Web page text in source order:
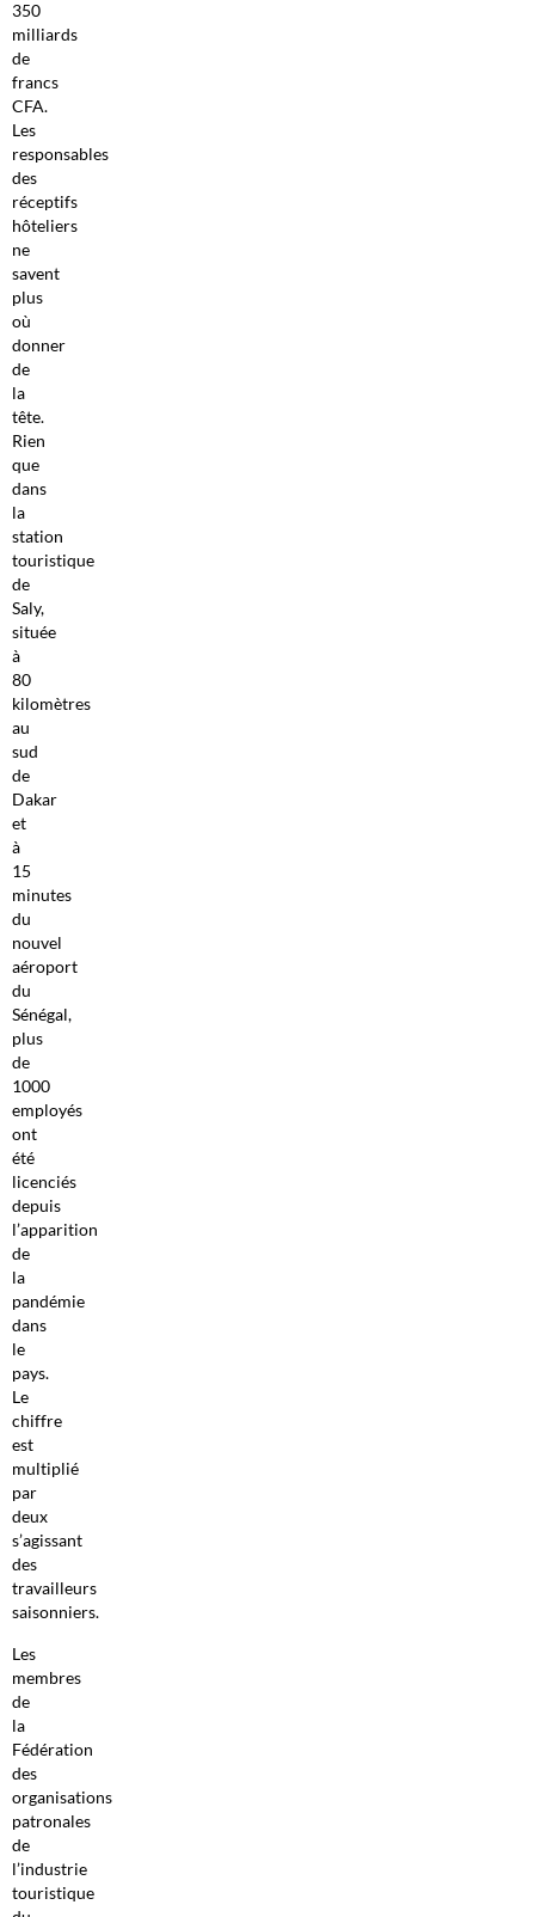
350
milliards
de
francs
CFA.
Les
responsables
des
réceptifs
hôteliers
ne
savent
plus
où
donner
de
la
tête.
Rien
que
dans
la
station
touristique
de
Saly,
située
à
80
kilomètres
au
sud
de
Dakar
et
à
15
minutes
du
nouvel
aéroport
du
Sénégal,
plus
de
1000
employés
ont
été
licenciés
depuis
l’apparition
de
la
pandémie
dans
le
pays.
Le
chiffre
est
multiplié
par
deux
s’agissant
des
travailleurs
saisonniers.
Les
membres
de
la
Fédération
des
organisations
patronales
de
l’industrie
touristique